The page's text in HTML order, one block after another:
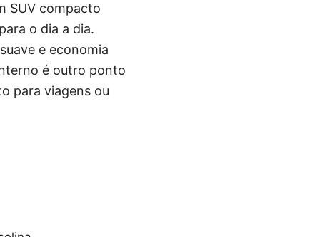
SUV compacto
o dia a dia.
e economia
é outro ponto
para viagens ou